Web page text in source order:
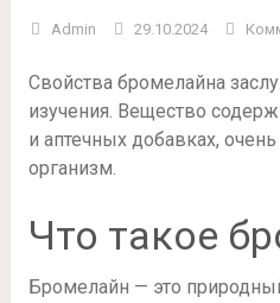
Admin 29.10.2024
Свойства бромелайна
изучения. Вещество
и аптечных добавках,
организм.
Что такое
Бромелайн — это